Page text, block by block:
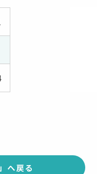
へ戻る